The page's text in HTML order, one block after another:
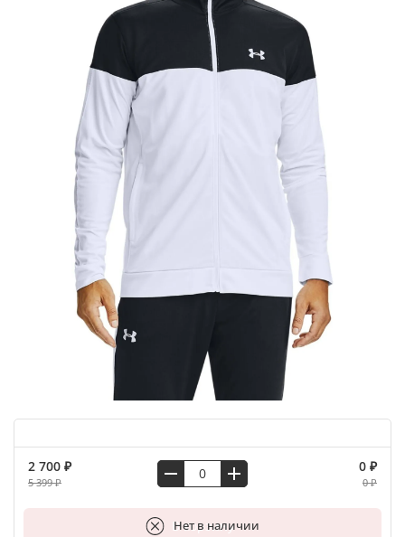
2 700 ₽
5 399 ₽
0 ₽
0 ₽
Нет в наличии
В корзину